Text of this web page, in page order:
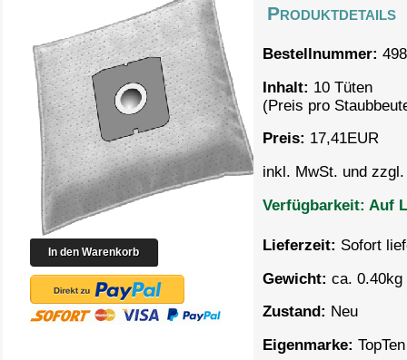
Produktdetails
Bestellnummer:
Inhalt: 10 Tüten
(Preis pro
Preis: 17,41EUR
inkl. MwSt. und
Verfügbarkeit: Auf
Lieferzeit: Sofort
Gewicht: ca. 0.40kg
Zustand: Neu
Eigenmarke: TopTen